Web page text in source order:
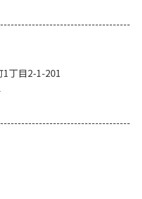
丁目2-1-201